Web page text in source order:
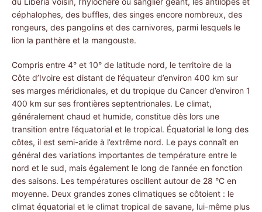
céphalophes, des buffles, des singes encore nombreux, des
rongeurs, des pangolins et des carnivores, parmi lesquels le
lion la panthère et la mangouste.
Compris entre 4° et 10° de latitude nord, le territoire de la
Côte d’Ivoire est distant de l’équateur d’environ 400 km sur
ses marges méridionales, et du tropique du Cancer d’environ 1
400 km sur ses frontières septentrionales. Le climat,
généralement chaud et humide, constitue dès lors une
transition entre l’équatorial et le tropical. Équatorial le long des
côtes, il est semi-aride à l’extrême nord. Le pays connaît en
général des variations importantes de température entre le
nord et le sud, mais également le long de l’année en fonction
des saisons. Les températures oscillent autour de 28 °C en
moyenne. Deux grandes zones climatiques se côtoient : le
climat équatorial et le climat tropical de savane, lui-même plus